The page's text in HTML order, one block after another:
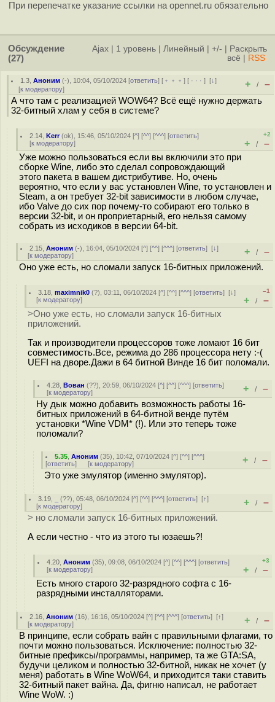
При перепечатке указание ссылки на opennet.ru обязательно
Обсуждение
(27)
Ajax 1 уровень Линейный +/-
Раскрыть
всё
RSS
1.3 ,Аноним (-), 10:04, 05/10/2024 [ответить] [ ﹢﹢﹢] [ · · ·][↓]
[к модератору] + / –
А что там с реализацией WOW64? Всё ещё нужно держать
32-битный хлам у себя в системе?
2.14 ,Kerr(ok), 15:46, 05/10/2024 [^] [^^] [^^^] [ответить]
[к модератору]
+2
+ / –
Уже можно пользоваться если вы включили это при
сборке Wine, либо это сделал сопровождающий
этого пакета в вашем дистрибутиве. Но, очень
вероятно, что если у вас установлен Wine, то установлен и
Steam, а он требует 32-bit зависимости в любом случае,
ибо Valve до сих пор почему-то собирают его только в
версии 32-bit, и он проприетарный, его нельзя самому
собрать из исходиков в версии 64-bit.
2.15 ,Аноним (-), 16:04, 05/10/2024 [^] [^^] [^^^] [ответить][↓]
[к модератору] + / –
Оно уже есть, но сломали запуск 16-битных приложений.
3.18 ,maximnik0 (?), 03:11, 06/10/2024 [^] [^^] [^^^] [ответить][↓]
[к модератору]
–1
+ / –
>Оно уже есть, но сломали запуск 16-битных
приложений.
Так и производители процессоров тоже ломают 16 бит
совместимость.Все, режима до 286 процессора нету :-(
UEFI на дворе.Дажи в 64 битной Винде 16 бит поломали.
4.28 ,Вован (??), 20:59, 06/10/2024 [^] [^^] [^^^] [ответить]
[к модератору] + / –
Ну дык можно добавить возможность работы 16-
битных приложений в 64-битной венде путём
установки *Wine VDM* (!). Или это теперь тоже
поломали?
5.35 ,Аноним (35), 10:42, 07/10/2024 [^] [^^] [^^^]
[ответить] [к модератору] + / –
Это уже эмулятор (именно эмулятор).
3.19 (??), 05:48, 06/10/2024 [^] [^^] [^^^] [ответить][↑]
[к модератору] + / –
> но сломали запуск 16-битных приложений.
А если честно - что из этого ты юзаешь?!
4.20 ,Аноним (35), 09:08, 06/10/2024 [^] [^^] [^^^] [ответить]
[к модератору]
+3
+ / –
Есть много старого 32-разрядного софта с 16-
разрядными инсталляторами.
2.16 ,Аноним (16), 16:16, 05/10/2024 [^] [^^] [^^^] [ответить][↑]
[к модератору] + / –
В принципе, если собрать вайн с правильными флагами, то
почти можно пользоваться. Исключение: полностью 32-
битные префиксы/программы, например, та же GTA:SA,
будучи целиком и полностью 32-битной, никак не хочет (у
меня) работать в Wine WoW64, и приходится таки ставить
32-битный пакет вайна. Да, фигню написал, не работает
Wine WoW. :)